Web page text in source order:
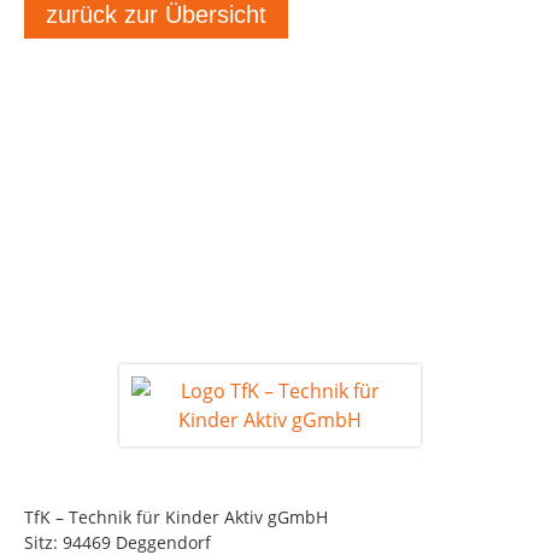
TfK – Technik für Kinder Aktiv gGmbH
Sitz: 94469 Deggendorf
zurück zur Übersicht